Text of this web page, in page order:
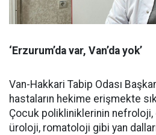
‘Erzurum’da var, Van’da yok’
Van-Hakkari Tabip Odası
hastaların hekime erişmekte
Çocuk polikliniklerinin
üroloji, romatoloji gibi yan